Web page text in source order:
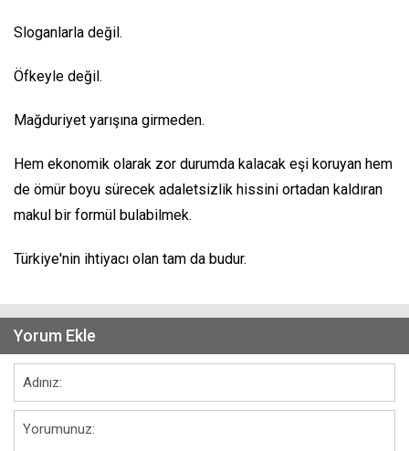
Sloganlarla değil.
Öfkeyle değil.
Mağduriyet yarışına girmeden.
Hem ekonomik olarak zor durumda kalacak eşi koruyan hem
de ömür boyu sürecek adaletsizlik hissini ortadan kaldıran
makul bir formül bulabilmek.
Türkiye'nin ihtiyacı olan tam da budur.
Yorum Ekle